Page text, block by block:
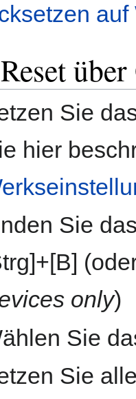
Sie
hier
Sie
only)
Sie
Sie